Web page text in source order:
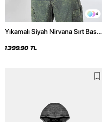
4
Yıkamalı Siyah Nirvana Sırt Baskılı
1.399,90 TL